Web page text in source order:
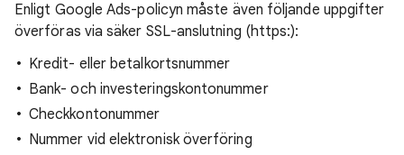
Enligt Google Ads-policyn måste även följande uppgifter
överföras via säker SSL-anslutning (https:):
Kredit- eller betalkortsnummer
Bank- och investeringskontonummer
Checkkontonummer
Nummer vid elektronisk överföring